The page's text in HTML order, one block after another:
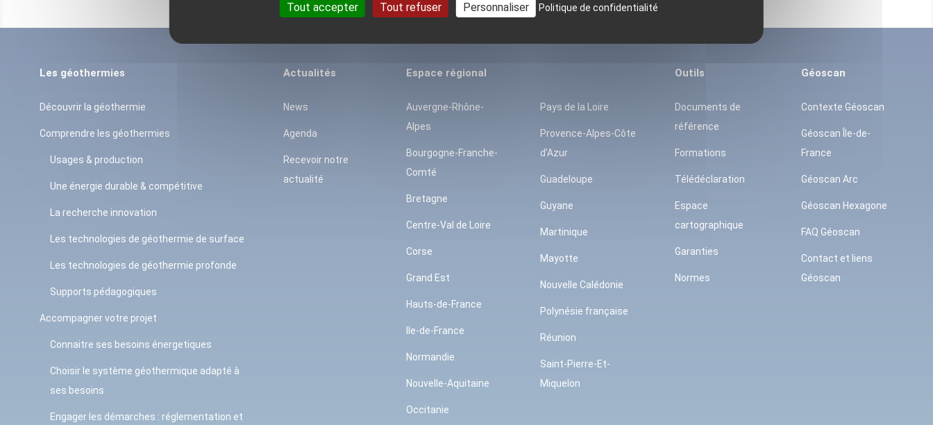
Les géothermies
Découvrir la géothermie
Comprendre les géothermies
Usages & production
Une énergie durable & compétitive
La recherche innovation
Les technologies de géothermie de surface
Les technologies de géothermie profonde
Supports pédagogiques
Accompagner votre projet
Connaitre ses besoins énergetiques
Choisir le système géothermique adapté à
ses besoins
Engager les démarches : réglementation et
Actualités
News
Agenda
Recevoir notre
actualité
Espace régional
Auvergne-Rhône-
Alpes
Bourgogne-Franche-
Comté
Bretagne
Centre-Val de Loire
Corse
Grand Est
Hauts-de-France
Ile-de-France
Normandie
Nouvelle-Aquitaine
Occitanie
Pays de la Loire
Provence-Alpes-Côte
d’Azur
Guadeloupe
Guyane
Martinique
Mayotte
Nouvelle Calédonie
Polynésie française
Réunion
Saint-Pierre-Et-
Miquelon
Outils
Documents de
référence
Formations
Télédéclaration
Espace
cartographique
Garanties
Normes
Géoscan
Contexte Géoscan
Géoscan Île-de-
France
Géoscan Arc
Géoscan Hexagone
FAQ Géoscan
Contact et liens
Géoscan
Tout accepter Tout refuser Personnaliser Politique de confidentialité